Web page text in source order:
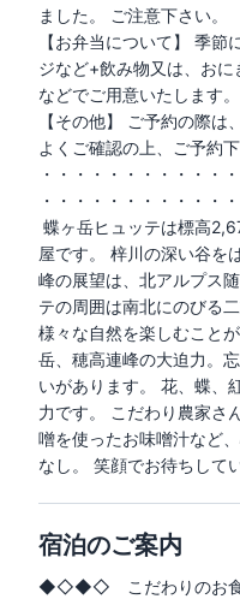
ました。 ご注意下さい。
【お弁当について】 季
ジなど+飲み物又は、お
などでご用意いたします
【その他】 ご予約の際は
よくご確認の上、ご予約下
・・・・・・・・・・・
・・・・・・・・・・・・
蝶ヶ岳ヒュッテは標高
屋です。 梓川の深い谷を
峰の展望は、北アルプス
テの周囲は南北にのびる
様々な自然を楽しむこと
岳、穂高連峰の大迫力。
いがあります。 花、蝶、
力です。 こだわり農家さ
噌を使ったお味噌汁など
なし。 笑顔でお待ちして
宿泊のご案内
◆◇◆◇　こだわりの